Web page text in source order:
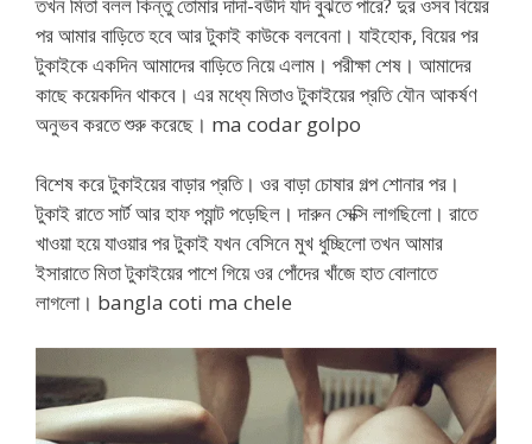
পর আমার বাড়িতে হবে আর টুকাই কাউকে বলবেনা। যাইহোক, বিয়ের পর
টুকাইকে একদিন আমাদের বাড়িতে নিয়ে এলাম। পরীক্ষা শেষ। আমাদের
কাছে কয়েকদিন থাকবে। এর মধ্যে মিতাও টুকাইয়ের প্রতি যৌন আকর্ষণ
অনুভব করতে শুরু করেছে। ma codar golpo
বিশেষ করে টুকাইয়ের বাড়ার প্রতি। ওর বাড়া চোষার গল্প শোনার পর।
টুকাই রাতে সার্ট আর হাফ প্যান্ট পড়েছিল। দারুন সেক্সি লাগছিলো। রাতে
খাওয়া হয়ে যাওয়ার পর টুকাই যখন বেসিনে মুখ ধুচ্ছিলো তখন আমার
ইসারাতে মিতা টুকাইয়ের পাশে গিয়ে ওর পোঁদের খাঁজে হাত বোলাতে
লাগলো। bangla coti ma chele